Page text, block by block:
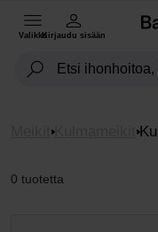
ValikkoKirjaudu sisään
Kulmameikit
0 tuotetta